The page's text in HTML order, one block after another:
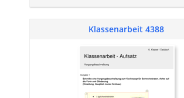
Klassenarbeit 4388